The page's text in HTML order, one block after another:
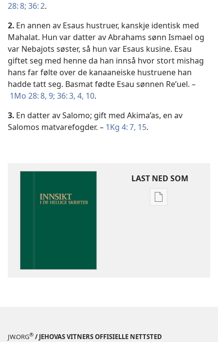
28: 8; 36: 2.
2. En annen av Esaus hustruer, kanskje identisk med
Mahalat. Hun var datter av Abrahams sønn Ismael og
var Nebajots søster, så hun var Esaus kusine. Esau
giftet seg med henne da han innså hvor stort mishag
hans far følte over de kanaaneiske hustruene han
hadde tatt seg. Basmat fødte Esau sønnen Re’uel. –
1Mo 28: 8, 9; 36: 3, 4, 10.
3. En datter av Salomo; gift med Akima’as, en av
Salomos matvarefogder. – 1Kg 4: 7, 15.
LAST NED SOM
JW.ORG® / JEHOVAS VITNERS OFFISIELLE NETTSTED